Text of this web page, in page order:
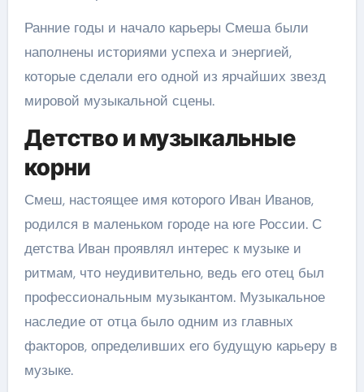
Ранние годы и начало карьеры Смеша были
наполнены историями успеха и энергией,
которые сделали его одной из ярчайших звезд
мировой музыкальной сцены.
Детство и музыкальные
корни
Смеш, настоящее имя которого Иван Иванов,
родился в маленьком городе на юге России. С
детства Иван проявлял интерес к музыке и
ритмам, что неудивительно, ведь его отец был
профессиональным музыкантом. Музыкальное
наследие от отца было одним из главных
факторов, определивших его будущую карьеру в
музыке.